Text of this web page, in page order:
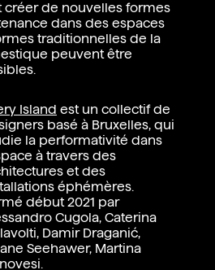
créer de nouvelles formes
dans des espaces
traditionnelles de la
peuvent être
Island est un collectif de
basé à Bruxelles, qui
la performativité dans
à travers des
et des
éphémères.
début 2021 par
Cugola, Caterina
Damir Draganić,
Seehawer, Martina